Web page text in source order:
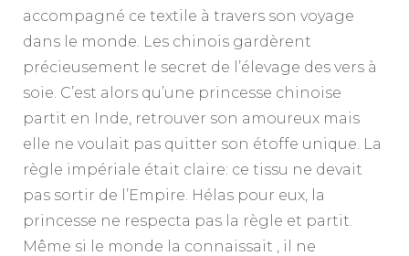
accompagné ce textile à travers son voyage
dans le monde. Les chinois gardèrent
précieusement le secret de l’élevage des vers à
soie. C’est alors qu’une princesse chinoise
partit en Inde, retrouver son amoureux mais
elle ne voulait pas quitter son étoffe unique. La
règle impériale était claire: ce tissu ne devait
pas sortir de l’Empire. Hélas pour eux, la
princesse ne respecta pas la règle et partit.
Même si le monde la connaissait , il ne